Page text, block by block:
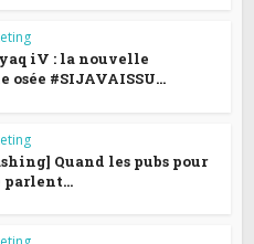
iV : la nouvelle
osée #SIJAVAISSU...
Quand les pubs pour
parlent...